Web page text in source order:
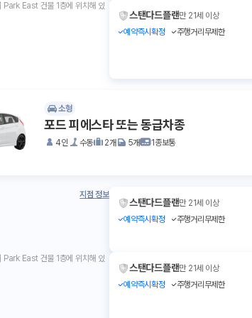
Park East 건물 1층에 위치해 있
스탠다드플랜만 21세 이상
예약즉시확정
주행거리무제한
소형
포드 피에스타 또는 동급차종
4인 수동 2개 5개
1종보통
지점 정보
Park East 건물 1층에 위치해 있
스탠다드플랜만 21세 이상
예약즉시확정
주행거리무제한
스탠다드플랜만 21세 이상
예약즉시확정
주행거리무제한